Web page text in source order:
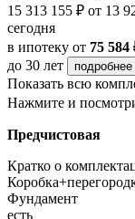
15 313 155 ₽ от 13
сегодня
в ипотеку от 75 584
до 30 лет
подробнее
Показать всю
Нажмите и
Предчистовая
Кратко о
Фундамент
есть